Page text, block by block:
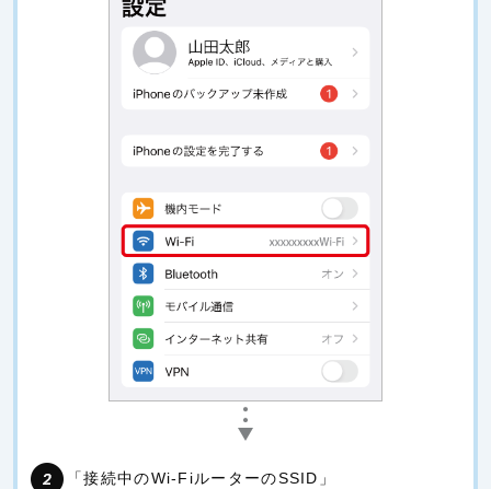
「接続中のWi-FiルーターのSSID」